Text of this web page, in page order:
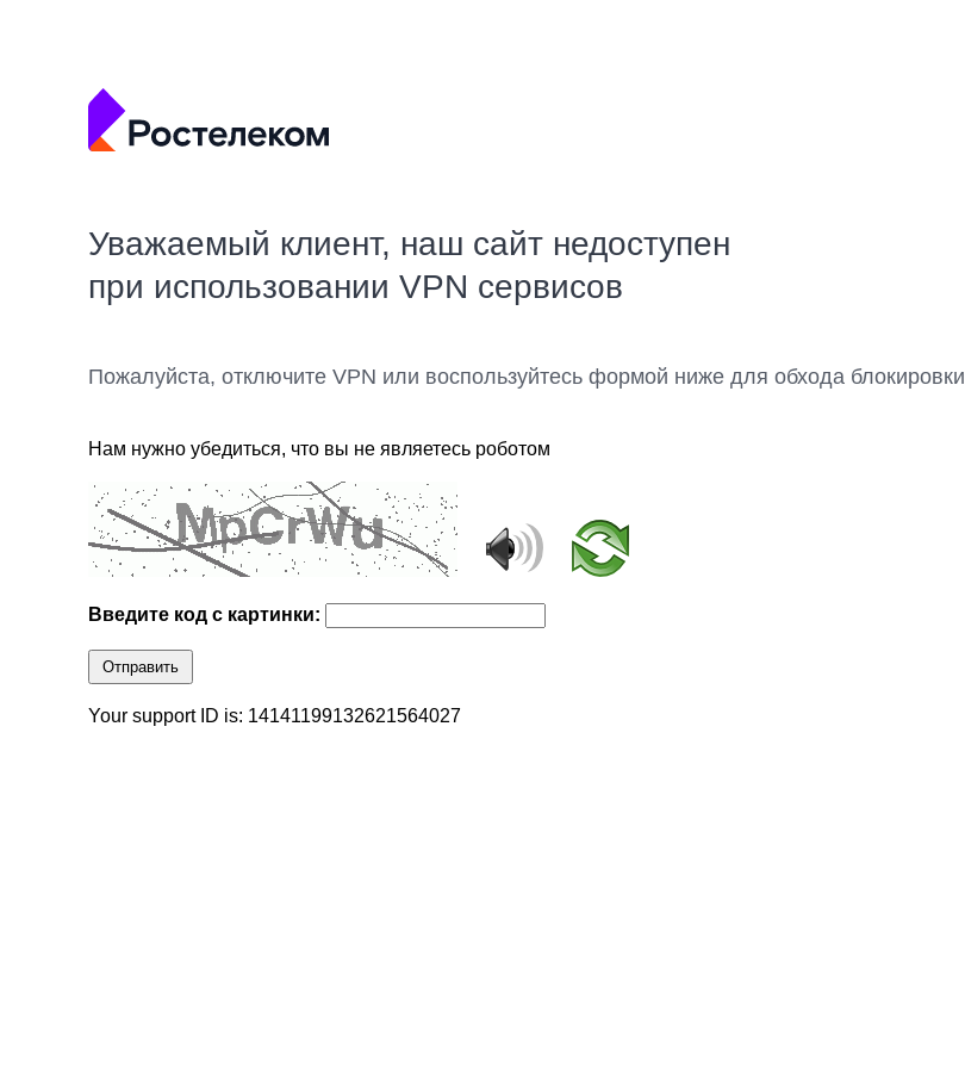
Уважаемый клиент, наш сайт недоступен
при использовании VPN сервисов
Пожалуйста, отключите VPN или воспользуйтесь формой ниже для обхода блокировки
Нам нужно убедиться, что вы не являетесь роботом
Введите код с картинки:
Отправить
Your support ID is: 14141199132621564027